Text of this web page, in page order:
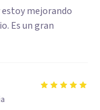
estoy mejorando
Es un gran